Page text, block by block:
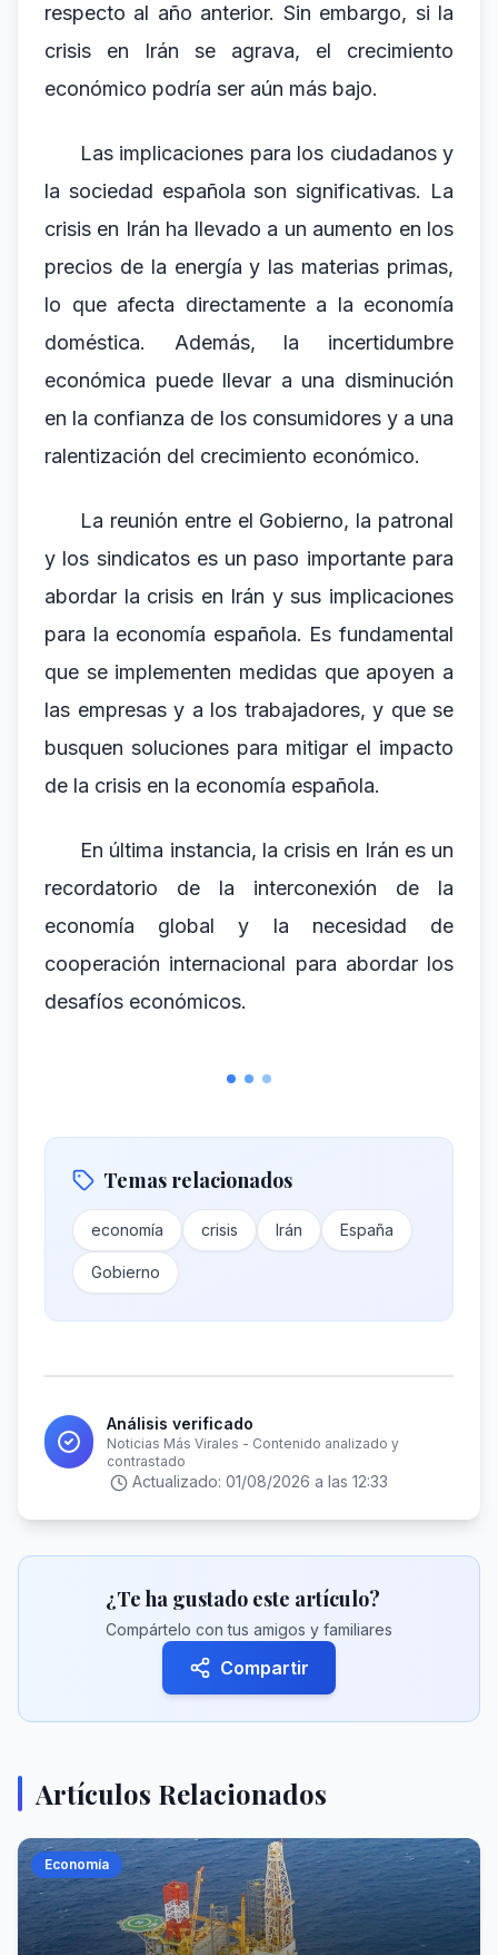
respecto al año anterior. Sin embargo, si la
crisis en Irán se agrava, el crecimiento
económico podría ser aún más bajo.
Las implicaciones para los ciudadanos y
la sociedad española son significativas. La
crisis en Irán ha llevado a un aumento en los
precios de la energía y las materias primas,
lo que afecta directamente a la economía
doméstica. Además, la incertidumbre
económica puede llevar a una disminución
en la confianza de los consumidores y a una
ralentización del crecimiento económico.
La reunión entre el Gobierno, la patronal
y los sindicatos es un paso importante para
abordar la crisis en Irán y sus implicaciones
para la economía española. Es fundamental
que se implementen medidas que apoyen a
las empresas y a los trabajadores, y que se
busquen soluciones para mitigar el impacto
de la crisis en la economía española.
En última instancia, la crisis en Irán es un
recordatorio de la interconexión de la
economía global y la necesidad de
cooperación internacional para abordar los
desafíos económicos.
Temas relacionados
economía crisis Irán España
Gobierno
Análisis verificado
Noticias Más Virales - Contenido analizado y
contrastado
Actualizado: 01/08/2026 a las 12:33
¿Te ha gustado este artículo?
Compártelo con tus amigos y familiares
Compartir
Artículos Relacionados
Economía